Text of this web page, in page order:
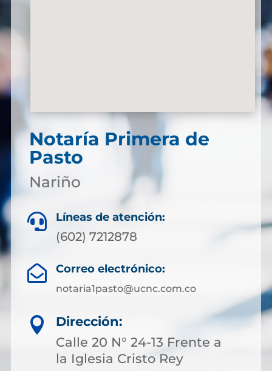
Notaría Primera de
Pasto
Nariño
 Líneas de atención:
(602) 7212878
 Correo electrónico:
notaria1pasto@ucnc.com.co

Dirección:
Calle 20 N° 24-13 Frente a
la Iglesia Cristo Rey